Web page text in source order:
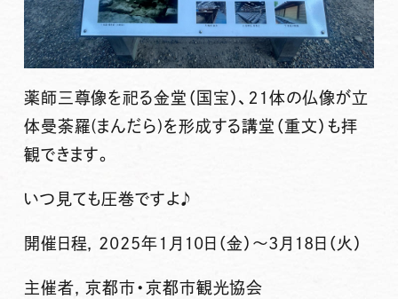
薬師三尊像を祀る金堂（国宝）、２１体の仏像が立
体曼荼羅(まんだら)を形成する講堂（重文）も拝
観できます。
いつ見ても圧巻ですよ♪
開催日程, 2025年1月10日（金）～3月18日（火）
主催者, 京都市・京都市観光協会